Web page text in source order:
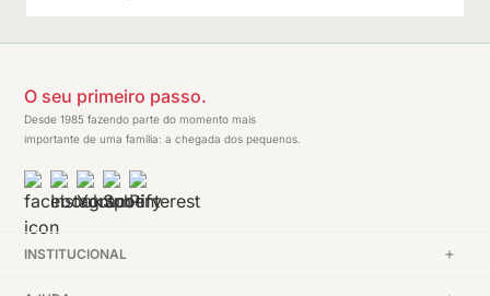
O seu primeiro passo.
Desde 1985 fazendo parte do momento mais
importante de uma família: a chegada dos pequenos.
INSTITUCIONAL